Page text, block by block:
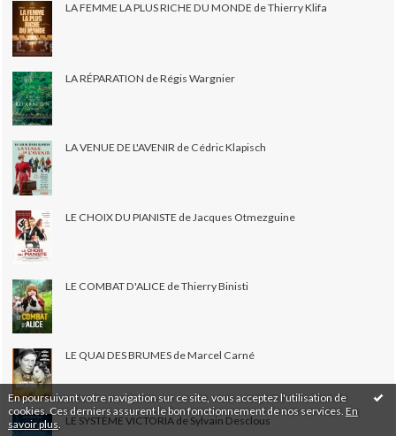
En poursuivant votre navigation sur ce site, vous acceptez l'utilisation de
cookies. Ces derniers assurent le bon fonctionnement de nos services. En
savoir plus
LA FEMME LA PLUS RICHE DU MONDE de Thierry Klifa
LA RÉPARATION de Régis Wargnier
LA VENUE DE L'AVENIR de Cédric Klapisch
LE CHOIX DU PIANISTE de Jacques Otmezguine
LE COMBAT D'ALICE de Thierry Binisti
LE QUAI DES BRUMES de Marcel Carné
LE SYSTÈME VICTORIA de Sylvain Desclous